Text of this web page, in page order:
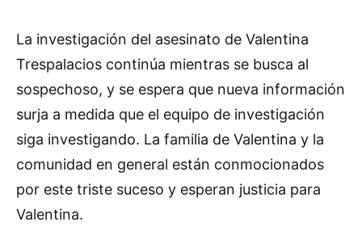
La investigación del asesinato de Valentina
Trespalacios continúa mientras se busca al
sospechoso, y se espera que nueva información
surja a medida que el equipo de investigación
siga investigando. La familia de Valentina y la
comunidad en general están conmocionados
por este triste suceso y esperan justicia para
Valentina.